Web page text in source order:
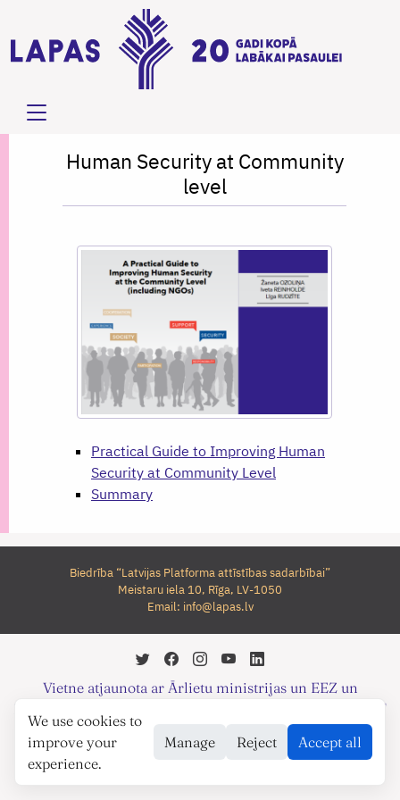
Human Security at Community
level
Practical Guide to Improving Human
Security at Community Level
Summary
Biedrība “Latvijas Platforma attīstības sadarbībai”
Meistaru iela 10, Rīga, LV-1050
Email: info@lapas.lv
Vietne atjaunota ar Ārlietu ministrijas un EEZ un
Norvēģijas grantu programmas "Aktīvo iedzīvotāju fonds"
finansiālu atbalstu.
©2026 LAPAS
We use cookies to
improve your
experience.
Manage Reject Accept all